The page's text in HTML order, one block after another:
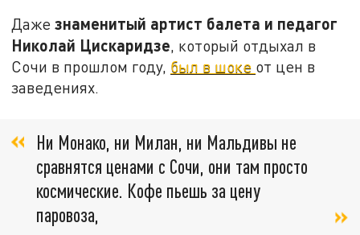
Дажезнаменитый артист балета и педагог
Николай Цискаридзе, который отдыхал в
Сочи в прошлом году, был в шоке от цен в
заведениях.
Ни Монако, ни Милан, ни Мальдивы не
сравнятся ценами с Сочи, они там просто
космические. Кофе пьешь за цену
паровоза,